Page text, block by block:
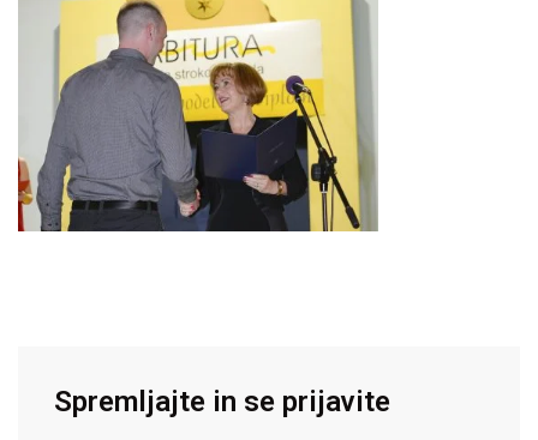
Spremljajte in se prijavite